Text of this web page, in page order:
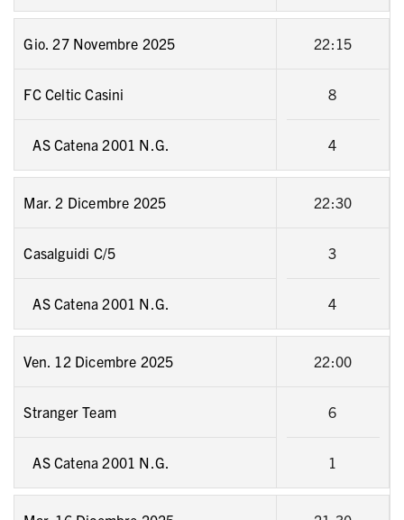
Gio. 27 Novembre 2025 22:15
FC Celtic Casini 8
4
AS Catena 2001 N.G.
Mar. 2 Dicembre 2025 22:30
Casalguidi C/5 3
4
AS Catena 2001 N.G.
Ven. 12 Dicembre 2025 22:00
Stranger Team 6
1
AS Catena 2001 N.G.